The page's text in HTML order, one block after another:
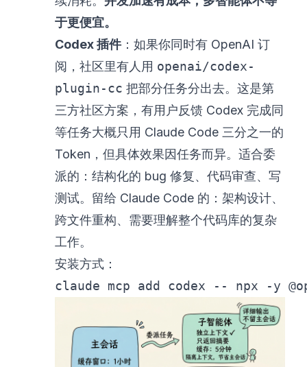
于更便宜。
Codex 插件：如果你同时有 OpenAI 订
阅，社区里有人用 openai/codex-
plugin-cc 把部分任务分出去。这是第
三方社区方案，有用户反馈 Codex 完成同
等任务大概只用 Claude Code 三分之一的
Token，但具体效果因任务而异。适合委
派的：结构化的 bug 修复、代码审查、写
测试。留给 Claude Code 的：架构设计、
跨文件重构、需要理解整个代码库的复杂
工作。
安装方式：
claude mcp add codex -- npx -y